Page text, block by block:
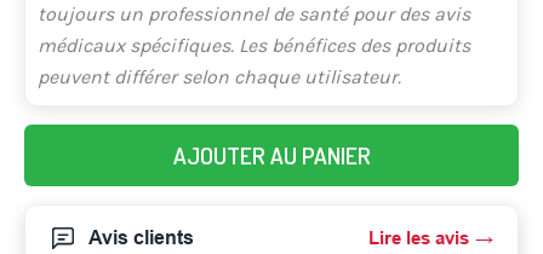
toujours un professionnel de santé pour des avis
médicaux spécifiques. Les bénéfices des produits
peuvent différer selon chaque utilisateur.
AJOUTER AU PANIER
Avis clients Lire les avis